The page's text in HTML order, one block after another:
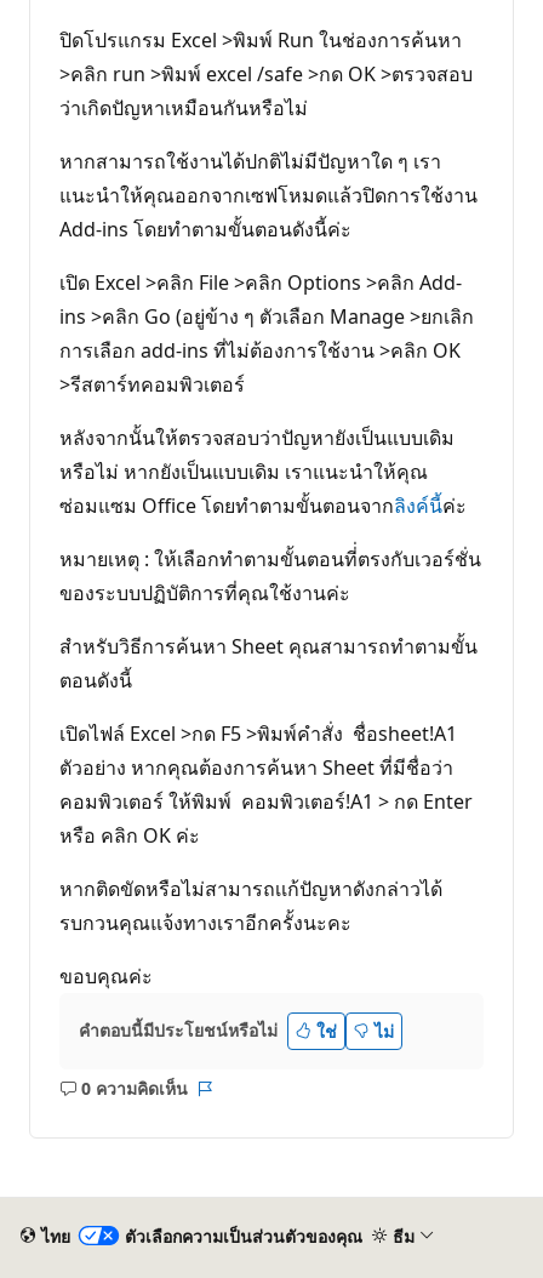
ปิดโปรแกรม Excel >พิมพ์ Run ในช่องการค้นหา
>คลิก run >พิมพ์ excel /safe >กด OK >ตรวจสอบ
ว่าเกิดปัญหาเหมือนกันหรือไม่
หากสามารถใช้งานได้ปกติไม่มีปัญหาใด ๆ เรา
แนะนำให้คุณออกจากเซฟโหมดแล้วปิดการใช้งาน
Add-ins โดยทำตามขั้นตอนดังนี้ค่ะ
เปิด Excel >คลิก File >คลิก Options >คลิก Add-
ins >คลิก Go (อยู่ข้าง ๆ ตัวเลือก Manage >ยกเลิก
การเลือก add-ins ที่ไม่ต้องการใช้งาน >คลิก OK
>รีสตาร์ทคอมพิวเตอร์
หลังจากนั้นให้ตรวจสอบว่าปัญหายังเป็นแบบเดิม
หรือไม่ หากยังเป็นแบบเดิม เราแนะนำให้คุณ
ซ่อมแซม Office โดยทำตามขั้นตอนจากลิงค์นี้ค่ะ
หมายเหตุ : ให้เลือกทำตามขั้นตอนที่่ตรงกับเวอร์ชั่น
ของระบบปฏิบัติการที่คุณใช้งานค่ะ
สำหรับวิธีการค้นหา Sheet คุณสามารถทำตามขั้น
ตอนดังนี้
เปิดไฟล์ Excel >กด F5 >พิมพ์คำสั่ง ชื่อsheet!A1
ตัวอย่าง หากคุณต้องการค้นหา Sheet ที่มีชื่อว่า
คอมพิวเตอร์ ให้พิมพ์ คอมพิวเตอร์!A1 > กด Enter
หรือ คลิก OK ค่ะ
หากติดขัดหรือไม่สามารถเเก้ปัญหาดังกล่าวได้
รบกวนคุณแจ้งทางเราอีกครั้งนะคะ
ขอบคุณค่ะ
คำตอบนี้มีประโยชน์หรือไม่ ใช่ ไม่
0 ความคิดเห็น
ไม่มี
ไทย ตัวเลือกความเป็นส่วนตัวของคุณ ธีม